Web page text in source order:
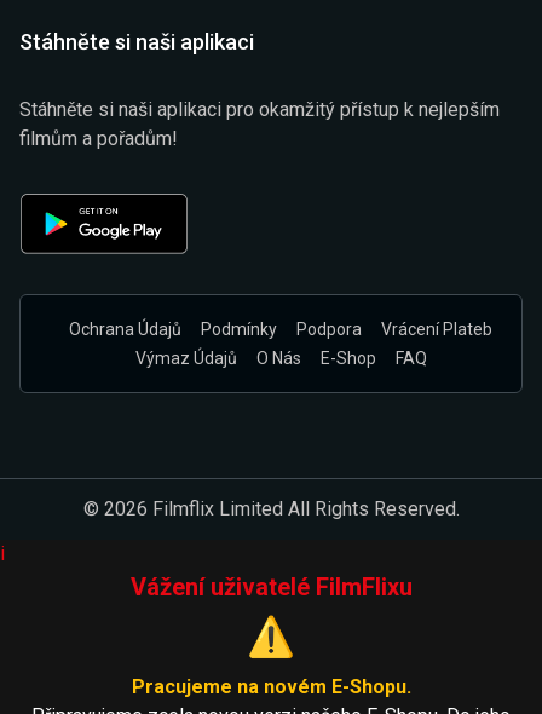
Stáhněte si naši aplikaci
Stáhněte si naši aplikaci pro okamžitý přístup k nejlepším
filmům a pořadům!
Ochrana Údajů Podmínky Podpora
Vrácení Plateb
Výmaz Údajů
O Nás E-Shop FAQ
© 2026 Filmflix Limited All Rights Reserved.
i
Vážení uživatelé FilmFlixu
⚠️
Pracujeme na novém E-Shopu.